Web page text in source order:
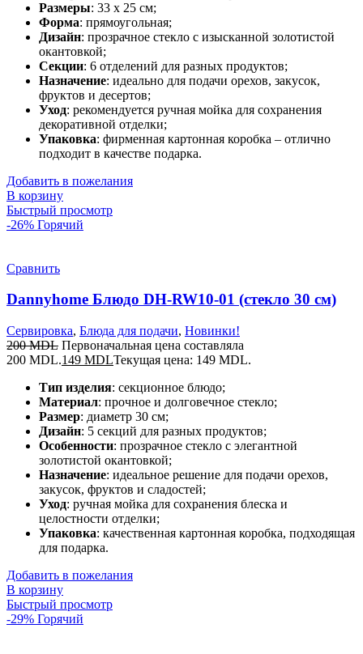
Размеры: 33 x 25 см;
Форма: прямоугольная;
Дизайн: прозрачное стекло с изысканной золотистой
окантовкой;
Секции: 6 отделений для разных продуктов;
Назначение: идеально для подачи орехов, закусок,
фруктов и десертов;
Уход: рекомендуется ручная мойка для сохранения
декоративной отделки;
Упаковка: фирменная картонная коробка – отлично
подходит в качестве подарка.
Добавить в пожелания
В корзину
Быстрый просмотр
-26% Горячий
Сравнить
Dannyhome Блюдо DH-RW10-01 (стекло 30 см)
Сервировка, Блюда для подачи, Новинки!
200MDL Первоначальная цена составляла
200 MDL.149 MDLТекущая цена: 149 MDL.
Тип изделия: секционное блюдо;
Материал: прочное и долговечное стекло;
Размер: диаметр 30 см;
Дизайн: 5 секций для разных продуктов;
Особенности: прозрачное стекло с элегантной
золотистой окантовкой;
Назначение: идеальное решение для подачи орехов,
закусок, фруктов и сладостей;
Уход: ручная мойка для сохранения блеска и
целостности отделки;
Упаковка: качественная картонная коробка, подходящая
для подарка.
Добавить в пожелания
В корзину
Быстрый просмотр
-29% Горячий